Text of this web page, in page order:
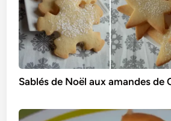
Sablés de Noël aux amandes de